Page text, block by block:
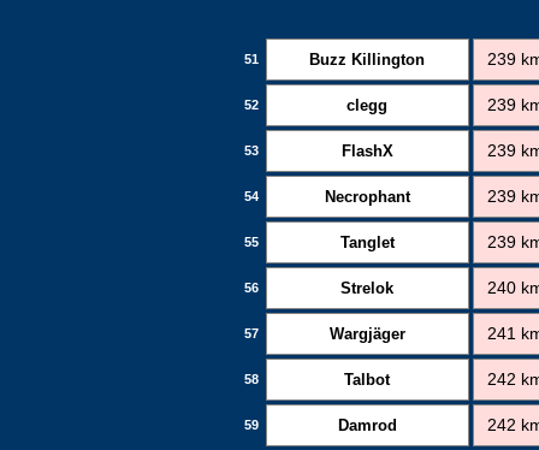
51 Buzz Killington 239
52 clegg 239
53 FlashX 239
54 Necrophant 239
55 Tanglet 239
56 Strelok 240
57 Wargjäger 241
58 Talbot 242
59 Damrod 242